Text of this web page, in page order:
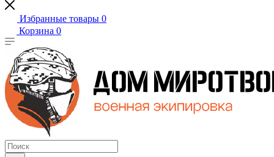
Избранные товары 0
Корзина 0